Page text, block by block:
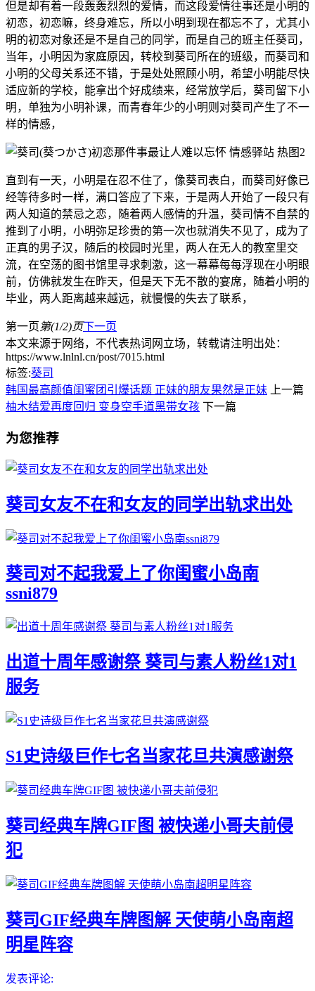
但是却有着一段轰轰烈烈的爱情，而这段爱情往事还是小明的
初恋，初恋嘛，终身难忘，所以小明到现在都忘不了，尤其小
明的初恋对象还是不是自己的同学，而是自己的班主任葵司，
当年，小明因为家庭原因，转校到葵司所在的班级，而葵司和
小明的父母关系还不错，于是处处照顾小明，希望小明能尽快
适应新的学校，能拿出个好成绩来，经常放学后，葵司留下小
明，单独为小明补课，而青春年少的小明则对葵司产生了不一
样的情感，
直到有一天，小明是在忍不住了，像葵司表白，而葵司好像已
经等待多时一样，满口答应了下来，于是两人开始了一段只有
两人知道的禁忌之恋，随着两人感情的升温，葵司情不自禁的
推到了小明，小明弥足珍贵的第一次也就消失不见了，成为了
正真的男子汉，随后的校园时光里，两人在无人的教室里交
流，在空荡的图书馆里寻求刺激，这一幕幕每每浮现在小明眼
前，仿佛就发生在昨天，但是天下无不散的宴席，随着小明的
毕业，两人距离越来越远，就慢慢的失去了联系，
第一页 第(1/2)页下一页
本文来源于网络，不代表热词网立场，转载请注明出处：
https://www.lnlnl.cn/post/7015.html
标签:葵司
韩国最高颜值闺蜜团引爆话题 正妹的朋友果然是正妹
上一篇
柚木结爱再度回归 变身空手道黑带女孩 下一篇
为您推荐
葵司女友不在和女友的同学出轨求出处
葵司对不起我爱上了你闺蜜小岛南
ssni879
出道十周年感谢祭 葵司与素人粉丝1对1
服务
S1史诗级巨作七名当家花旦共演感谢祭
葵司经典车牌GIF图 被快递小哥夫前侵
犯
葵司GIF经典车牌图解 天使萌小岛南超
明星阵容
发表评论: